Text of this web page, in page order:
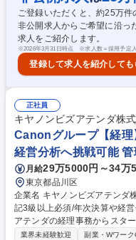
達・説明■親会社・関係当局
の他経理、決算に関する業務 募集職種 【経理/管理職】ローソンG/在宅勤
務・フレックス有/5日連続休暇
ご登録いただくと、約25万件
非公開求人からご希望に沿っ
求人をご紹介します。
※2026年3月31日時点 ※求人数＝採用予定
登録して求人を紹介しても
正社員
キヤノンビズアテンダ株
Canonグループ【経理
経営分析へ挑戦可能
月給29万5000円～34万
東京都品川区
企業名 キヤノンビズアテンダ株式会社 求人名 Canonグル
記3級以上必須/年次決算や経営分析へ挑戦可能
アテンダの経理事務からスタ
析など、経理のスペシャリス
業界未経験歓迎 副業・Wワーク